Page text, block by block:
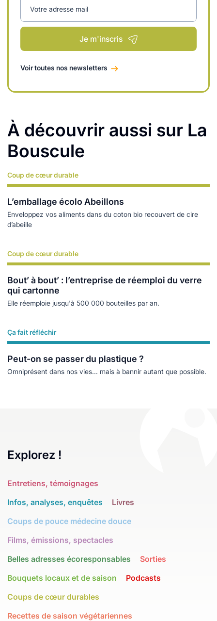
Votre adresse mail
Je m'inscris
Voir toutes nos newsletters
À découvrir aussi sur La
Bouscule
Coup de cœur durable
L’emballage écolo Abeillons
Enveloppez vos aliments dans du coton bio recouvert de cire
d’abeille
Lire plus
Coup de cœur durable
Bout’ à bout’ : l’entreprise de réemploi du verre
qui cartonne
Elle réemploie jusqu'à 500 000 bouteilles par an.
Lire plus
Ça fait réfléchir
Peut-on se passer du plastique ?
Omniprésent dans nos vies... mais à bannir autant que possible.
Lire plus
Explorez !
Entretiens, témoignages
Infos, analyses, enquêtes
Livres
Coups de pouce médecine douce
Films, émissions, spectacles
Belles adresses écoresponsables
Sorties
Bouquets locaux et de saison
Podcasts
Coups de cœur durables
Recettes de saison végétariennes